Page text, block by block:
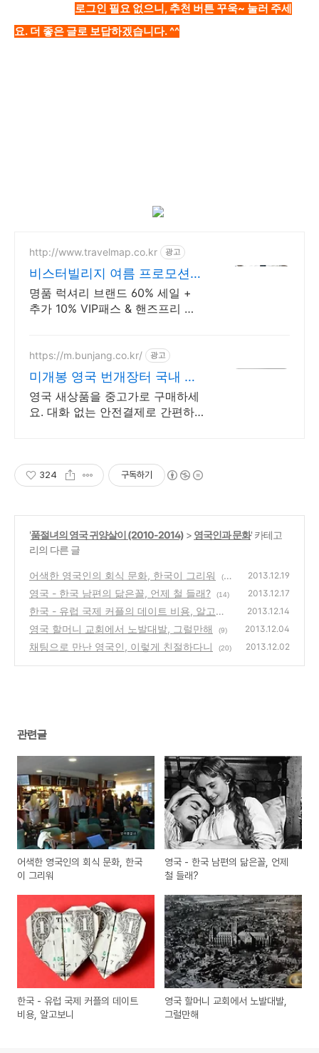
로그인 필요 없으니, 추천 버튼 꾸욱~ 눌러 주세
요. 더 좋은 글로 보답하겠습니다. ^^
http://www.travelmap.co.kr 광고
비스터빌리지 여름 프로모션
트래블맵
명품 럭셔리 브랜드 60% 세일 +
추가 10% VIP패스 & 핸즈프리 쇼
쇼핑 제공
https://m.bunjang.co.kr/ 광고
미개봉 영국 번개장터 국내 최
대 브랜드 중고거래
영국 새상품을 중고가로 구매하세
요. 대화 없는 안전결제로 간편하
324 구독하기
'품절녀의 영국 귀양살이 (2010-2014) > 영국인과 문화' 카테고
리의 다른 글
어색한 영국인의 회식 문화, 한국이 그리워
(1
8)
2013.12.19
영국 - 한국 남편의 닮은꼴, 언제 철 들래? (14) 2013.12.17
한국 - 유럽 국제 커플의 데이트 비용, 알고보
니
(50)
2013.12.14
영국 할머니 교회에서 노발대발, 그럴만해 (9) 2013.12.04
채팅으로 만난 영국인, 이렇게 친절하다니 (20) 2013.12.02
관련글
어색한 영국인의 회식 문화, 한국
이 그리워
영국 - 한국 남편의 닮은꼴, 언제
철 들래?
한국 - 유럽 국제 커플의 데이트
비용, 알고보니
영국 할머니 교회에서 노발대발,
그럴만해